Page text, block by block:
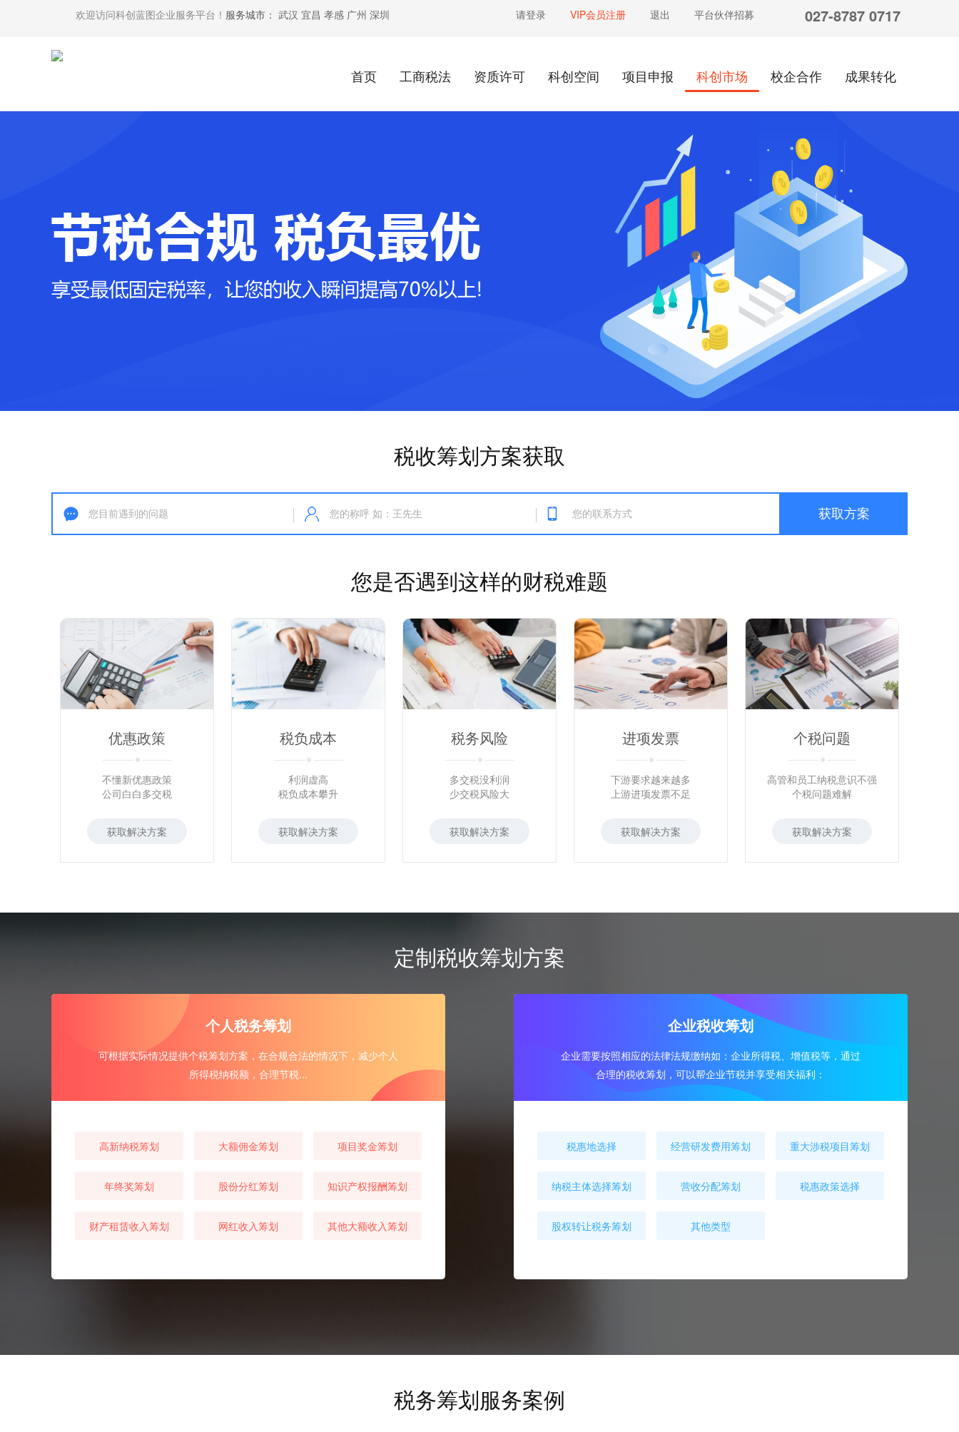
欢迎访问科创蓝图企业服务平台！ 服务城市： 武汉 宜昌 孝感 广州 深圳 请登录 VIP会员注册 退出 平台伙伴招募 027-8787 0717
首页 工商税法 资质许可 科创空间 项目申报 科创市场 校企合作 成果转化
税收筹划方案获取
您是否遇到这样的财税难题
优惠政策
不懂新优惠政策
公司白白多交税
获取解决方案
税负成本
利润虚高
税负成本攀升
获取解决方案
税务风险
多交税没利润
少交税风险大
获取解决方案
进项发票
下游要求越来越多
上游进项发票不足
获取解决方案
个税问题
高管和员工纳税意识不强
个税问题难解
获取解决方案
定制税收筹划方案
个人税务筹划
可根据实际情况提供个税筹划方案，在合规合法的情况下，减少个人
所得税纳税额，合理节税...
高新纳税筹划 大额佣金筹划 项目奖金筹划
年终奖筹划 股份分红筹划 知识产权报酬筹划
财产租赁收入筹划 网红收入筹划 其他大额收入筹划
企业税收筹划
企业需要按照相应的法律法规缴纳如：企业所得税、增值税等，通过
合理的税收筹划，可以帮企业节税并享受相关福利：
税惠地选择 经营研发费用筹划 重大涉税项目筹划
纳税主体选择筹划 营收分配筹划 税惠政策选择
股权转让税务筹划 其他类型
税务筹划服务案例